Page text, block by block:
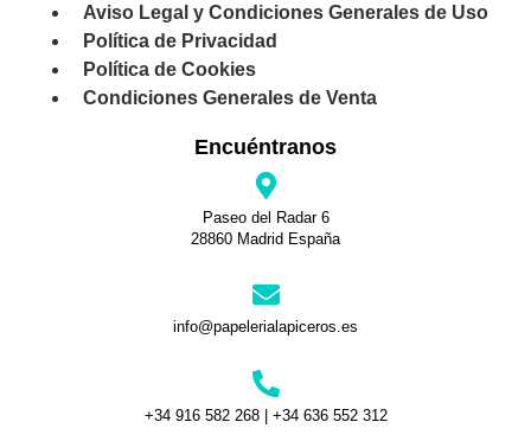
Aviso Legal y Condiciones Generales de Uso
Política de Privacidad
Política de Cookies
Condiciones Generales de Venta
Encuéntranos
Paseo del Radar 6
28860 Madrid España
info@papelerialapiceros.es
+34 916 582 268 | +34 636 552 312